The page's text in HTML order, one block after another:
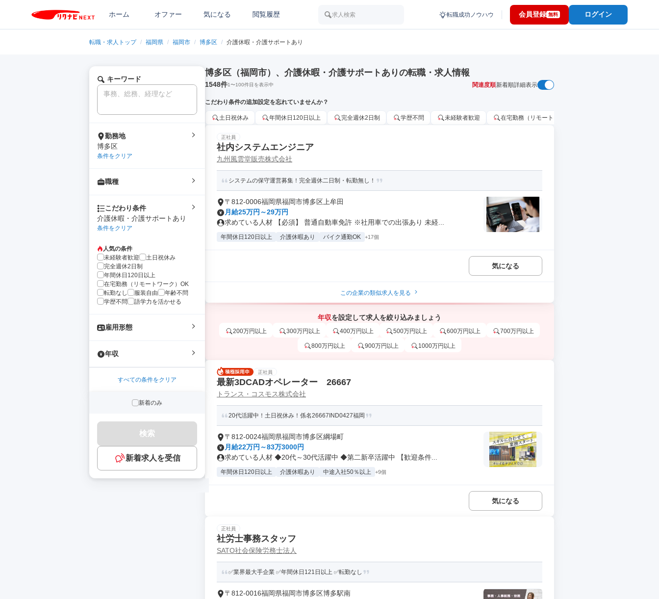
ホーム オファー 気になる 閲覧履歴 求人検索 転職成功ノウハウ 会員登録 無料 ログイン
転職・求人トップ / 福岡県 / 福岡市 / 博多区 / 介護休暇・介護サポートあり
キーワード
勤務地
博多区
条件をクリア
職種
こだわり条件
介護休暇・介護サポートあり
条件をクリア
人気の条件
未経験者歓迎
土日祝休み
完全週休2日制
年間休日120日以上
在宅勤務（リモートワーク）OK
転勤なし
服装自由
年齢不問
学歴不問
語学力を活かせる
雇用形態
年収
すべての条件をクリア
新着のみ
検索
新着求人を受信
博多区（福岡市）、介護休暇・介護サポートありの転職・求人情報
1548件1〜100件目を表示中 関連度順新着順詳細表示
こだわり条件の追加設定を忘れていませんか？
土日祝休み 年間休日120日以上 完全週休2日制 学歴不問 未経験者歓迎 在宅勤務（リモートワーク）OK
正社員
社内システムエンジニア
九州風雲堂販売株式会社
システムの保守運営募集！完全週休二日制・転勤無し！
〒812-0006福岡県福岡市博多区上牟田
月給25万円～29万円
求めている人材 【必須】 普通自動車免許 ※社用車での出張あり 未経...
年間休日120日以上 介護休暇あり バイク通勤OK +17個
気になる
この企業の類似求人を見る
年収を設定して求人を絞り込みましょう
200万円以上 300万円以上 400万円以上 500万円以上 600万円以上 700万円以上
800万円以上 900万円以上 1000万円以上
正社員
最新3DCADオペレーター 26667
トランス・コスモス株式会社
20代活躍中！土日祝休み！係名26667IND0427福岡
〒812-0024福岡県福岡市博多区綱場町
月給22万円～83万3000円
求めている人材 ◆20代～30代活躍中 ◆第二新卒活躍中 【歓迎条件...
年間休日120日以上 介護休暇あり 中途入社50％以上 +9個
気になる
正社員
社労士事務スタッフ
SATO社会保険労務士法人
✅業界最大手企業 ✅年間休日121日以上 ✅転勤なし
〒812-0016福岡県福岡市博多区博多駅南